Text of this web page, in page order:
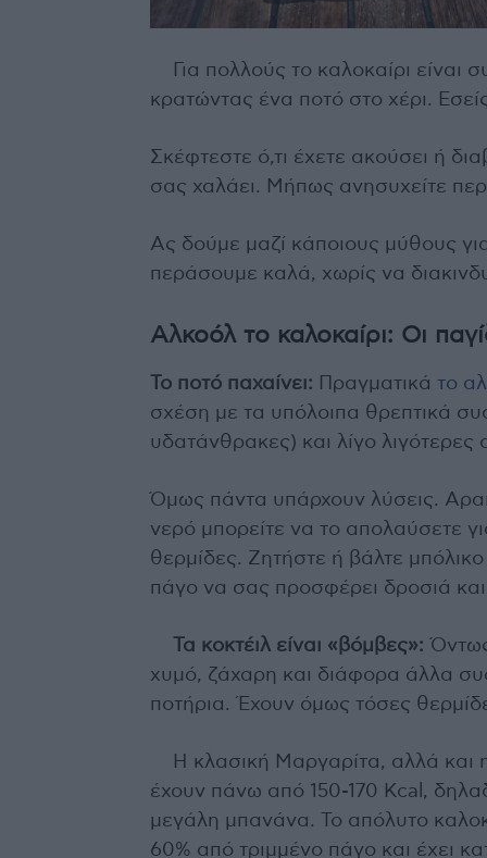
Για πολλούς το καλοκαίρι
κρατώντας ένα ποτό στο χέρι.
Σκέφτεστε ό,τι έχετε ακούσει ή
σας χαλάει. Μήπως ανησυχείτε
Ας δούμε μαζί κάποιους μύθους
περάσουμε καλά, χωρίς να
Αλκοόλ το καλοκαίρι: Οι
Το ποτό παχαίνει: Πραγματικά το
σχέση με τα υπόλοιπα θρεπτικά
υδατάνθρακες) και λίγο λιγότερες
Όμως πάντα υπάρχουν λύσεις.
νερό μπορείτε να το απολαύσετε
θερμίδες. Ζητήστε ή βάλτε
πάγο να σας προσφέρει δροσιά
Τα κοκτέιλ είναι «βόμβες»:
χυμό, ζάχαρη και διάφορα άλλα
ποτήρια. Έχουν όμως τόσες
Η κλασική Μαργαρίτα, αλλά
έχουν πάνω από 150-170 Kcal,
μεγάλη μπανάνα. Το απόλυτο
60% από τριμμένο πάγο και έχει